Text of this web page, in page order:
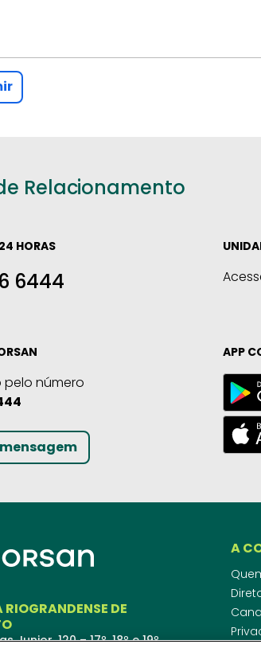
Relacionamento
HORAS
6444
número
APP
DE
Junior, 120 – 17º, 18º e 19º
A